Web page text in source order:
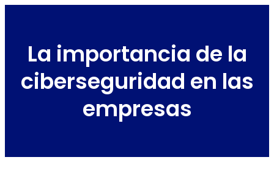
La importancia de la
ciberseguridad en las
empresas